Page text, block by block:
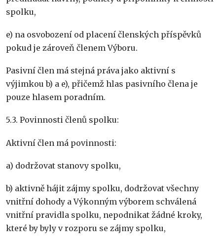
spolku,
e) na osvobození od placení členských příspěvků
pokud je zároveň členem Výboru.
Pasivní člen má stejná práva jako aktivní s
výjimkou b) a e), přičemž hlas pasivního člena je
pouze hlasem poradním.
5.3. Povinnosti členů spolku:
Aktivní člen má povinnosti:
a) dodržovat stanovy spolku,
b) aktivně hájit zájmy spolku, dodržovat všechny
vnitřní dohody a Výkonným výborem schválená
vnitřní pravidla spolku, nepodnikat žádné kroky,
které by byly v rozporu se zájmy spolku,